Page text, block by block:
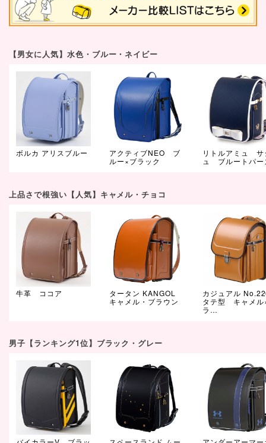
【男女に人気】水色・ブルー・ネイビー
ボルカ アリスブルー
アクティブNEO ブ
ルー×ブラック
リトルアミュ サ
ュ ブルートパー
上品さで根強い【人気】キャメル・チョコ
牛革 ココア
タータン KANGOL
キャメル・ブラウン
カジュアル
タテ型 キャメル
ラ…
男子【ランキング1位】ブラック・グレー